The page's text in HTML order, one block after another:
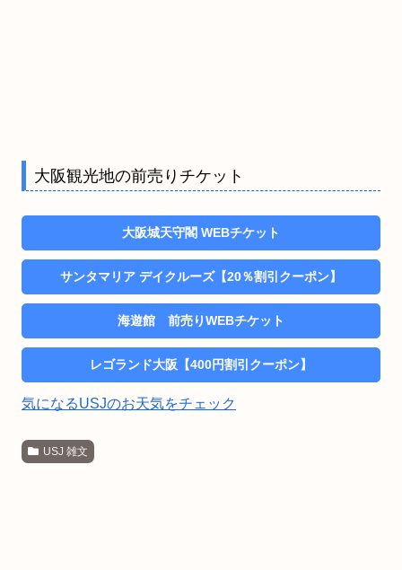
大阪観光地の前売りチケット
大阪城天守閣 WEBチケット
サンタマリア デイクルーズ【20％割引クーポン】
海遊館 前売りWEBチケット
レゴランド大阪【400円割引クーポン】
気になるUSJのお天気をチェック
USJ 雑文